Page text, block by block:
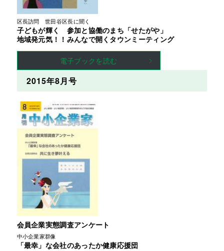
区長訪問　世田谷区長に聞く
子どもが輝く 参加と協働のまち「せたがや」
地域発元気！！みんなで開くタウンミーティング
電子ブックを読む
2015年8月号
会員企業実態調査アンケート
中小企業家群像
「最幸」な会社のあったか健康応援団